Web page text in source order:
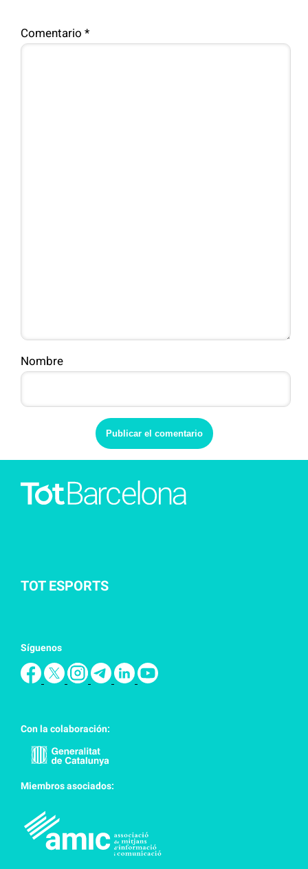
Comentario *
Nombre
TOT ESPORTS
Síguenos
Con la colaboración:
Miembros asociados: